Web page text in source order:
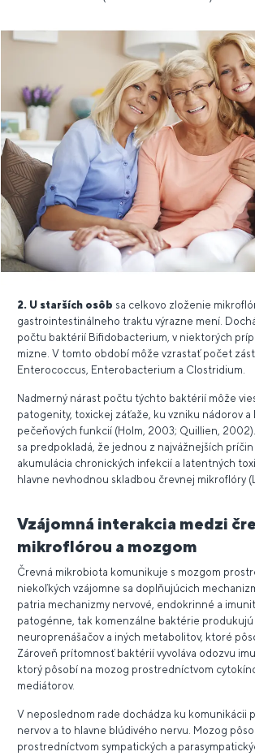
2. U starších osôb sa celkovo zloženie
gastrointestinálneho traktu výrazne mení.
počtu baktérií Bifidobacterium, v niektorých
mizne. V tomto období môže vzrastať počet
Enterococcus, Enterobacterium a Clostridium.
Nadmerný nárast počtu týchto baktérií môže
patogenity, toxickej záťaže, ku vzniku nádorov a
pečeňových funkcií (Holm, 2003; Quillien,
sa predpokladá, že jednou z najvážnejších
akumulácia chronických infekcií a latentných
hlavne nevhodnou skladbou črevnej mikroflóry
Vzájomná interakcia medzi
mikroflórou a mozgom
Črevná mikrobiota komunikuje s mozgom
niekoľkých vzájomne sa doplňujúcich
patria mechanizmy nervové, endokrinné a
patogénne, tak komenzálne baktérie
neuroprenášačov a iných metabolitov, ktoré
Zároveň prítomnosť baktérií vyvoláva odozvu
ktorý pôsobí na mozog prostredníctvom
mediátorov.
V neposlednom rade dochádza ku komunikácii
nervov a to hlavne blúdivého nervu. Mozog
prostredníctvom sympatických a